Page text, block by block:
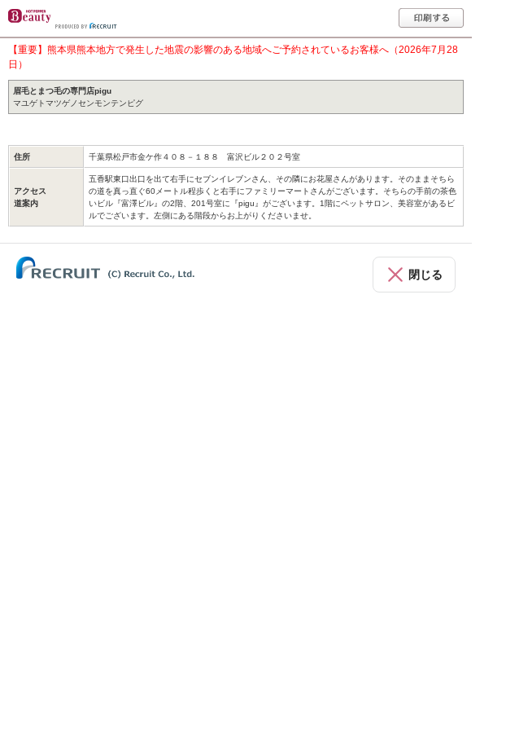
【重要】熊本県熊本地方で発生した地震の影響のある地域へご予約されているお客様へ（2026年7月28
日）
眉毛とまつ毛の専門店pigu
マユゲトマツゲノセンモンテンピグ
住所 千葉県松戸市金ケ作４０８－１８８ 富沢ビル２０２号室
アクセス
道案内
五香駅東口出口を出て右手にセブンイレブンさん、その隣にお花屋さんがあります。そのままそちら
の道を真っ直ぐ60メートル程歩くと右手にファミリーマートさんがございます。そちらの手前の茶色
いビル『富澤ビル』の2階、201号室に『pigu』がございます。1階にペットサロン、美容室があるビ
ルでございます。左側にある階段からお上がりくださいませ。
閉じる